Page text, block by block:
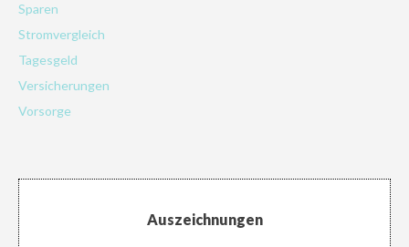
Sparen
Stromvergleich
Tagesgeld
Versicherungen
Vorsorge
Auszeichnungen